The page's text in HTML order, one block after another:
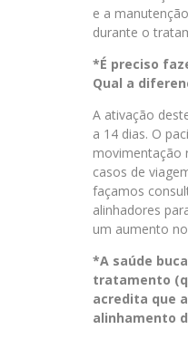
e a
durante o
*É preciso
Qual a
A ativação
a 14 dias. O
movimentação
casos de
façamos
alinhadores
um aumento
*A saúde
tratamento
acredita que
alinhamento